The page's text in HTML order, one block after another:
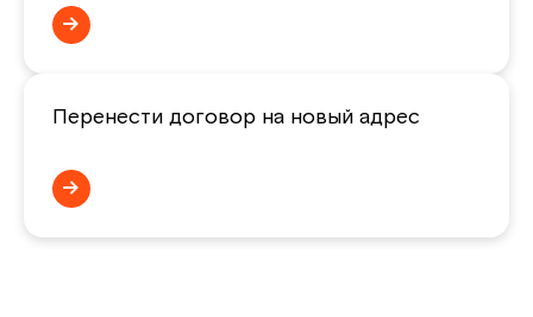
→
Перенести договор на новый адрес
→